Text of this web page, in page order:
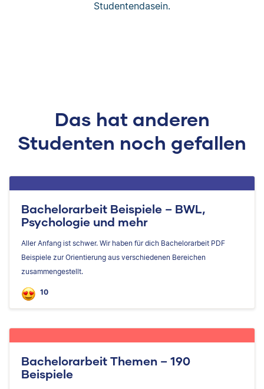
Studentendasein.
Das hat anderen
Studenten noch gefallen
Bachelorarbeit Beispiele – BWL,
Psychologie und mehr
Aller Anfang ist schwer. Wir haben für dich Bachelorarbeit PDF
Beispiele zur Orientierung aus verschiedenen Bereichen
zusammengestellt.
10
Bachelorarbeit Themen – 190
Beispiele